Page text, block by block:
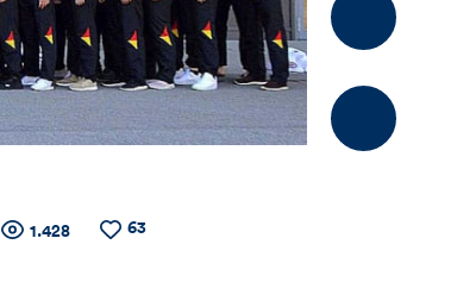
Zähler
Anzahl
1.428
Anzahl
63